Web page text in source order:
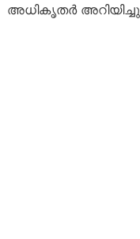
അധികൃതര്‍ അറിയിച്ചു